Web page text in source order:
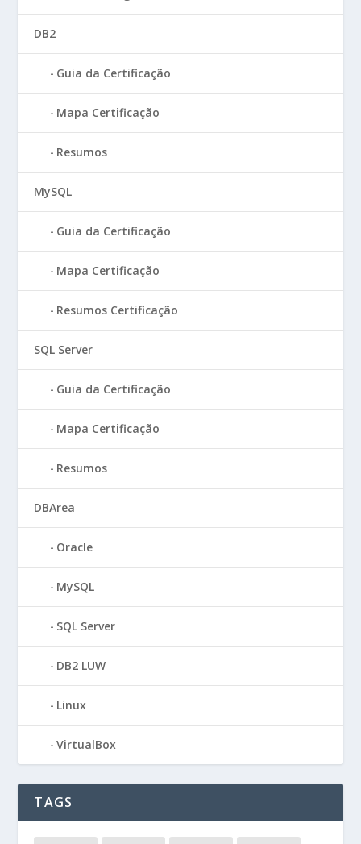
DB2
Guia da Certificação
Mapa Certificação
Resumos
MySQL
Guia da Certificação
Mapa Certificação
Resumos Certificação
SQL Server
Guia da Certificação
Mapa Certificação
Resumos
DBArea
Oracle
MySQL
SQL Server
DB2 LUW
Linux
VirtualBox
TAGS